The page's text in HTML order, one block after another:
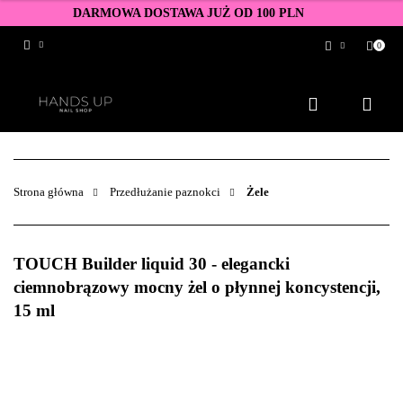
DARMOWA DOSTAWA JUŻ OD 100 PLN
Zarejestruj się
Dodaj zgłoszenie
Zgody cookies
0
Strona główna Przedłużanie paznokci Żele
TOUCH Builder liquid 30 - elegancki
ciemnobrązowy mocny żel o płynnej koncystencji,
15 ml